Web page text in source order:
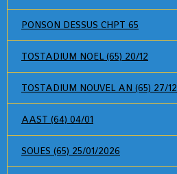
PONSON DESSUS CHPT 65
TOSTADIUM NOEL (65) 20/12
TOSTADIUM NOUVEL AN (65) 27/12
AAST (64) 04/01
SOUES (65) 25/01/2026